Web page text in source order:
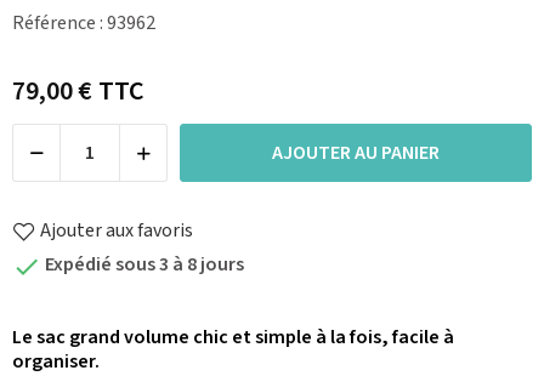
Référence :93962
79,00 €TTC
AJOUTER AU PANIER
Ajouter aux favoris
 Expédié sous 3 à 8 jours
Le sac grand volume chic et simple à la fois, facile à
organiser.